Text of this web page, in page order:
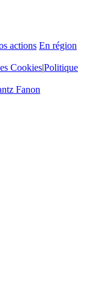
actions En région
Cookies|Politique
Fanon